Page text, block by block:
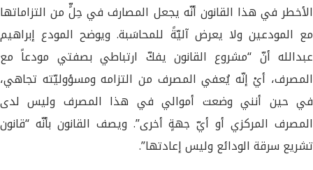
الأخطر في هذا القانون أنّه يجعل المصارف في حِلٍّ من التزاماتها
مع المودعين ولا يعرض آليّةً للمحاسَبة. ويوضح المودع إبراهيم
عبدالله أنّ “مشروع القانون يفكّ ارتباطي بصفتي مودعاً مع
المصرف، أيْ إنّه يُعفي المصرف من التزامه ومسؤوليّته تجاهي،
في حين أنني وضعت أموالي في هذا المصرف وليس لدى
المصرف المركزي أو أيّ جهةٍ أخرى”. ويصف القانون بأنّه “قانون
تشريع سرقة الودائع وليس إعادتها”.